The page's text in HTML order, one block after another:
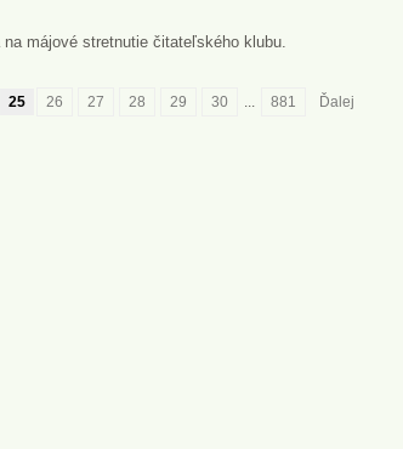
májové stretnutie čitateľského klubu.
25 26 27 28 29 30 ... 881 Ďalej